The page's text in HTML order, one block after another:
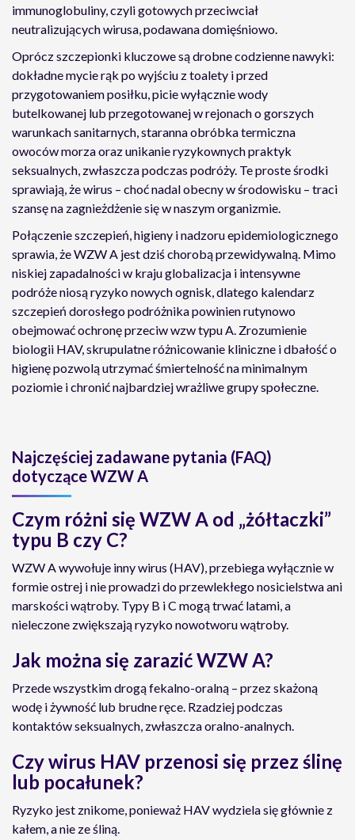
immunoglobuliny, czyli gotowych przeciwciał
neutralizujących wirusa, podawana domięśniowo.
Oprócz szczepionki kluczowe są drobne codzienne nawyki:
dokładne mycie rąk po wyjściu z toalety i przed
przygotowaniem posiłku, picie wyłącznie wody
butelkowanej lub przegotowanej w rejonach o gorszych
warunkach sanitarnych, staranna obróbka termiczna
owoców morza oraz unikanie ryzykownych praktyk
seksualnych, zwłaszcza podczas podróży. Te proste środki
sprawiają, że wirus – choć nadal obecny w środowisku – traci
szansę na zagnieżdżenie się w naszym organizmie.
Połączenie szczepień, higieny i nadzoru epidemiologicznego
sprawia, że WZW A jest dziś chorobą przewidywalną. Mimo
niskiej zapadalności w kraju globalizacja i intensywne
podróże niosą ryzyko nowych ognisk, dlatego kalendarz
szczepień dorosłego podróżnika powinien rutynowo
obejmować ochronę przeciw wzw typu A. Zrozumienie
biologii HAV, skrupulatne różnicowanie kliniczne i dbałość o
higienę pozwolą utrzymać śmiertelność na minimalnym
poziomie i chronić najbardziej wrażliwe grupy społeczne.
Najczęściej zadawane pytania (FAQ)
dotyczące WZW A
Czym różni się WZW A od „żółtaczki”
typu B czy C?
WZW A wywołuje inny wirus (HAV), przebiega wyłącznie w
formie ostrej i nie prowadzi do przewlekłego nosicielstwa ani
marskości wątroby. Typy B i C mogą trwać latami, a
nieleczone zwiększają ryzyko nowotworu wątroby.
Jak można się zarazić WZW A?
Przede wszystkim drogą fekalno-oralną – przez skażoną
wodę i żywność lub brudne ręce. Rzadziej podczas
kontaktów seksualnych, zwłaszcza oralno-analnych.
Czy wirus HAV przenosi się przez ślinę
lub pocałunek?
Ryzyko jest znikome, ponieważ HAV wydziela się głównie z
kałem, a nie ze śliną.